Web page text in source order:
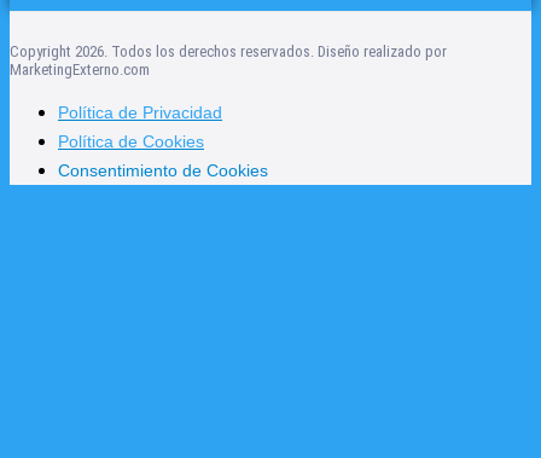
Copyright 2026. Todos los derechos reservados. Diseño realizado por
MarketingExterno.com
Política de Privacidad
Política de Cookies
Consentimiento de Cookies